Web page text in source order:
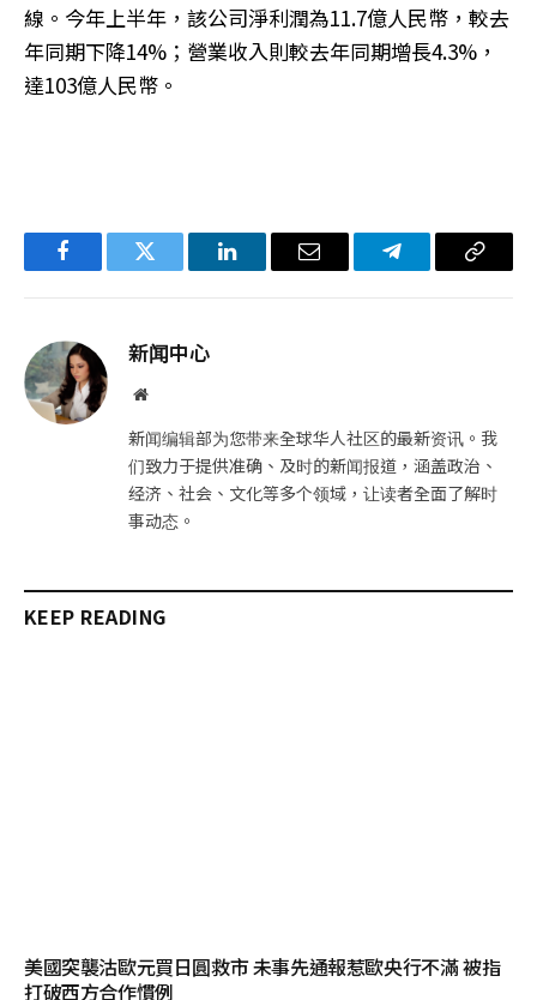
線。今年上半年，該公司淨利潤為11.7億人民幣，較去
年同期下降14%；營業收入則較去年同期增長4.3%，
達103億人民幣。
FacebookTwitter LinkedIn电
Telegram复
新闻中心
网
新闻编辑部为您带来全球华人社区的最新资讯。我
们致力于提供准确、及时的新闻报道，涵盖政治、
经济、社会、文化等多个领域，让读者全面了解时
事动态。
KEEP READING
美國突襲沽歐元買日圓救市 未事先通報惹歐央行不滿 被指
打破西方合作慣例